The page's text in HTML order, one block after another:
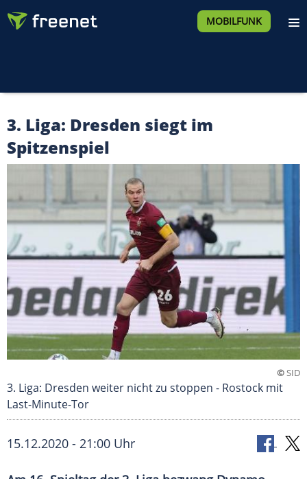
MOBILFUNK
3. Liga: Dresden siegt im
Spitzenspiel
©SID
3. Liga: Dresden weiter nicht zu stoppen - Rostock mit
Last-Minute-Tor
15.12.2020 - 21:00 Uhr